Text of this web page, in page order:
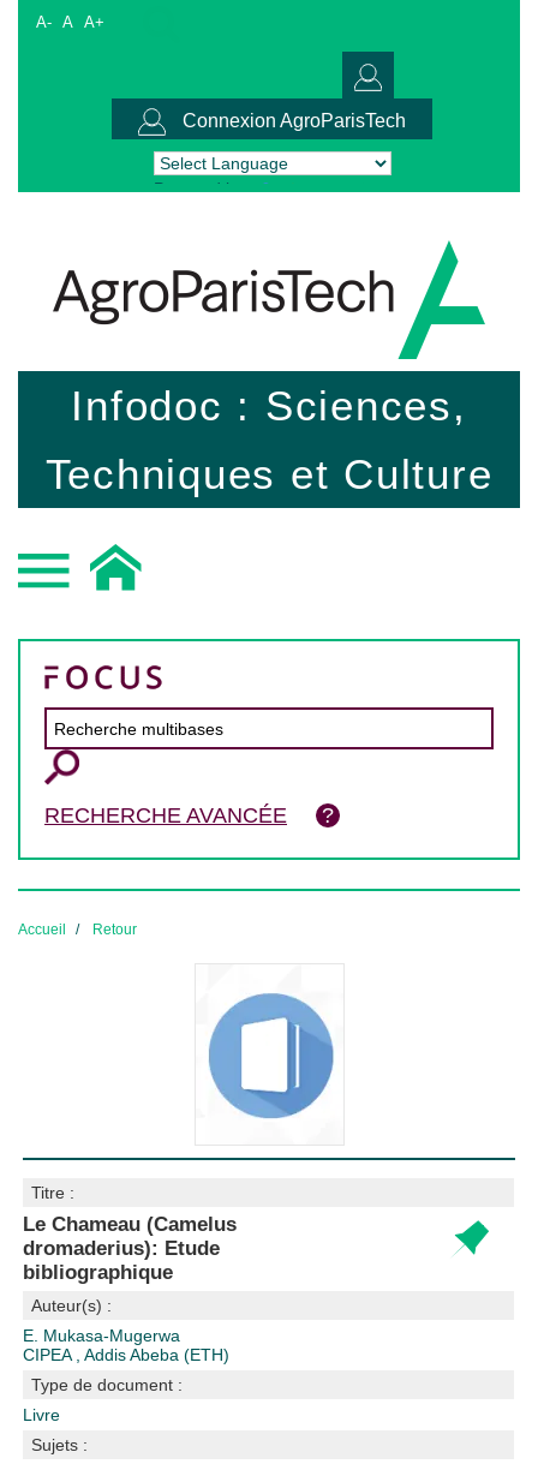
A- A A+
Connexion AgroParisTech
Powered by Translate
Infodoc : Sciences,
Techniques et Culture
RECHERCHE AVANCÉE
Accueil Retour
Titre :
Le Chameau (Camelus
dromaderius): Etude
bibliographique
Auteur(s) :
E. Mukasa-Mugerwa
CIPEA , Addis Abeba (ETH)
Type de document :
Livre
Sujets :